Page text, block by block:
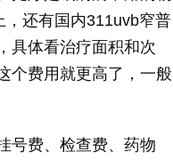
还有国内311uvb窄普
具体看治疗面积和次
个费用就更高了，一般
号费、检查费、药物